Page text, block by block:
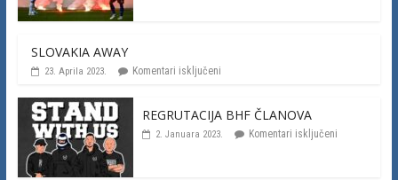
SLOVAKIA AWAY
23. Aprila 2023. Komentari isključeni
REGRUTACIJA BHF ČLANOVA
2. Januara 2023. Komentari isključeni